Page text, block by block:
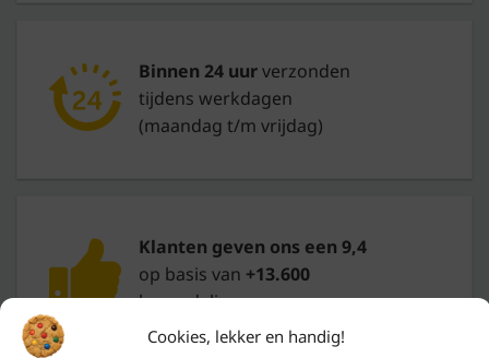
Cookies, lekker en handig!
Binnen 24 uurverzonden
tijdens werkdagen
(maandag t/m vrijdag)
Klanten geven ons een 9,4
op basis van +13.600
beoordelingen